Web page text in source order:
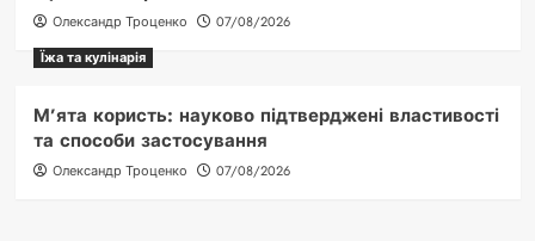
Олександр Троценко
07/08/2026
Їжа та кулінарія
М’ята користь: науково підтверджені властивості
та способи застосування
Олександр Троценко 07/08/2026